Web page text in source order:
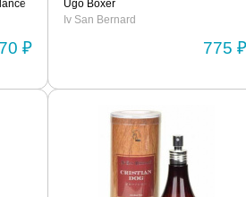
₽
Ugo Boxer
Iv San Bernard
775 ₽